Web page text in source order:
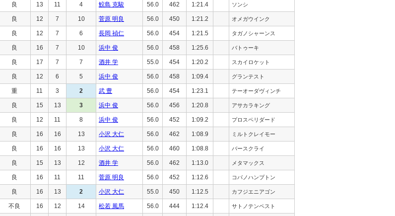
良 13 11 4 鮫島 克駿 56.0 462 1:21.4 ソンシ
良 12 7 10 菅原 明良 56.0 450 1:21.2 オメガウインク
良 12 7 6 長岡 禎仁 56.0 454 1:21.5 タガノシャーンス
良 16 7 10 浜中 俊 56.0 458 1:25.6 バトゥーキ
良 17 7 7 酒井 学 55.0 454 1:20.2 スカイロケット
良 12 6 5 浜中 俊 56.0 458 1:09.4 グランテスト
重 11 3 2 武 豊 56.0 454 1:23.1 テーオーダヴィンチ
良 15 13 3 浜中 俊 56.0 456 1:20.8 アサカラキング
良 12 11 8 浜中 俊 56.0 452 1:09.2 プロスペリダード
良 16 16 13 小沢 大仁 56.0 462 1:08.9 ミルトクレイモー
良 16 16 13 小沢 大仁 56.0 460 1:08.8 バースクライ
良 15 13 12 酒井 学 56.0 462 1:13.0 メタマックス
良 16 11 11 菅原 明良 56.0 452 1:12.6 コパノハンプトン
良 16 13 2 小沢 大仁 55.0 450 1:12.5 カフジエニアゴン
不良 16 12 14 松若 風馬 56.0 444 1:12.4 サトノテンペスト